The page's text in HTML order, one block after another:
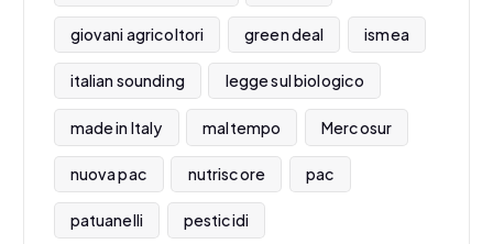
giovani agricoltori green deal ismea
italian sounding legge sul biologico
made in Italy maltempo Mercosur
nuova pac nutriscore pac
patuanelli pesticidi